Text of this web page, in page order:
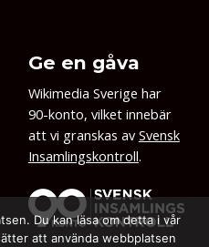
Ge en gåva
Wikimedia Sverige har
90-konto, vilket innebär
att vi granskas av Svensk
Insamlingskontroll.
Du kan läsa om detta i vår
att använda webbplatsen